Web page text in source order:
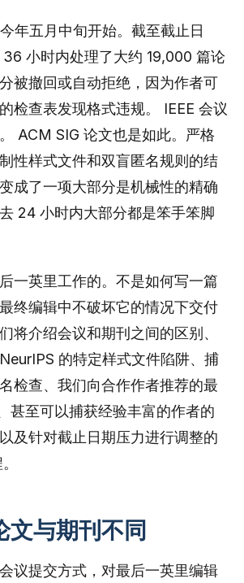
年五月中旬开始。截至截止日
小时内处理了大约 19,000 篇论
被撤回或自动拒绝，因为作者可
检查表发现格式违规。 IEEE 会议
ACM SIG 论文也是如此。严格
性样式文件和双盲匿名规则的结
成了一项大部分是机械性的精确
24 小时内大部分都是笨手笨脚
一英里工作的。不是如何写一篇
终编辑中不破坏它的情况下交付
将介绍会议和期刊之间的区别、
的特定样式文件陷阱、捕
检查、我们向合作作者推荐的最
甚至可以捕获经验丰富的作者的
及针对截止日期压力进行调整的
文与期刊不同
议提交方式，对最后一英里编辑